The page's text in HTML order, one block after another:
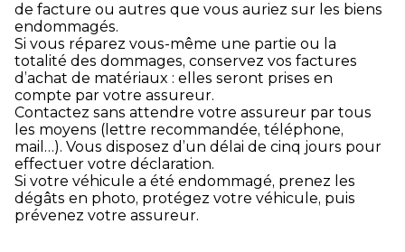
de facture ou autres que vous auriez sur les biens
endommagés.
Si vous réparez vous-même une partie ou la
totalité des dommages, conservez vos factures
d’achat de matériaux : elles seront prises en
compte par votre assureur.
Contactez sans attendre votre assureur par tous
les moyens (lettre recommandée, téléphone,
mail…). Vous disposez d’un délai de cinq jours pour
effectuer votre déclaration.
Si votre véhicule a été endommagé, prenez les
dégâts en photo, protégez votre véhicule, puis
prévenez votre assureur.